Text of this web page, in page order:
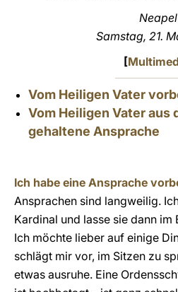
Neapel
Samstag, 21.
[
Vom Heiligen Vater
Vom Heiligen Vater aus
gehaltene Ansprache
Ich habe eine Ansprache
Ansprachen sind langweilig.
Kardinal und lasse sie dann
Ich möchte lieber auf einige
schlägt mir vor, im Sitzen zu
etwas ausruhe. Eine